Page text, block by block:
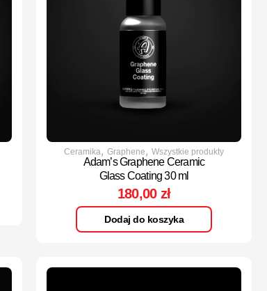
Ceramika, Graphene, Wszystkie produkty
Adam’s Graphene Ceramic
Glass Coating 30 ml
180,00 zł
Dodaj do koszyka